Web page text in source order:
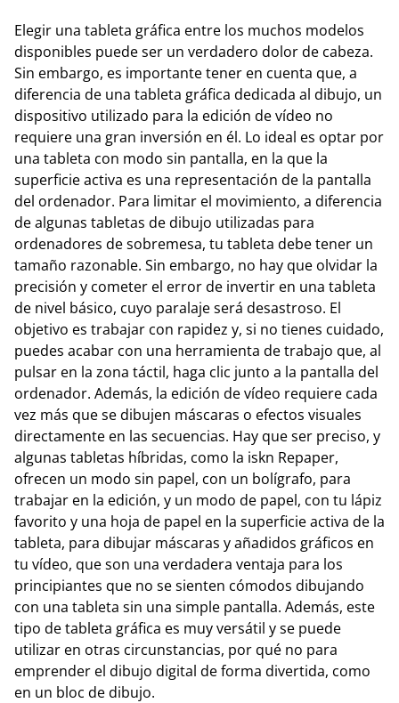
Elegir una tableta gráfica entre los muchos modelos
disponibles puede ser un verdadero dolor de cabeza.
Sin embargo, es importante tener en cuenta que, a
diferencia de una tableta gráfica dedicada al dibujo, un
dispositivo utilizado para la edición de vídeo no
requiere una gran inversión en él. Lo ideal es optar por
una tableta con modo sin pantalla, en la que la
superficie activa es una representación de la pantalla
del ordenador. Para limitar el movimiento, a diferencia
de algunas tabletas de dibujo utilizadas para
ordenadores de sobremesa, tu tableta debe tener un
tamaño razonable. Sin embargo, no hay que olvidar la
precisión y cometer el error de invertir en una tableta
de nivel básico, cuyo paralaje será desastroso. El
objetivo es trabajar con rapidez y, si no tienes cuidado,
puedes acabar con una herramienta de trabajo que, al
pulsar en la zona táctil, haga clic junto a la pantalla del
ordenador. Además, la edición de vídeo requiere cada
vez más que se dibujen máscaras o efectos visuales
directamente en las secuencias. Hay que ser preciso, y
algunas tabletas híbridas, como la iskn Repaper,
ofrecen un modo sin papel, con un bolígrafo, para
trabajar en la edición, y un modo de papel, con tu lápiz
favorito y una hoja de papel en la superficie activa de la
tableta, para dibujar máscaras y añadidos gráficos en
tu vídeo, que son una verdadera ventaja para los
principiantes que no se sienten cómodos dibujando
con una tableta sin una simple pantalla. Además, este
tipo de tableta gráfica es muy versátil y se puede
utilizar en otras circunstancias, por qué no para
emprender el dibujo digital de forma divertida, como
en un bloc de dibujo.